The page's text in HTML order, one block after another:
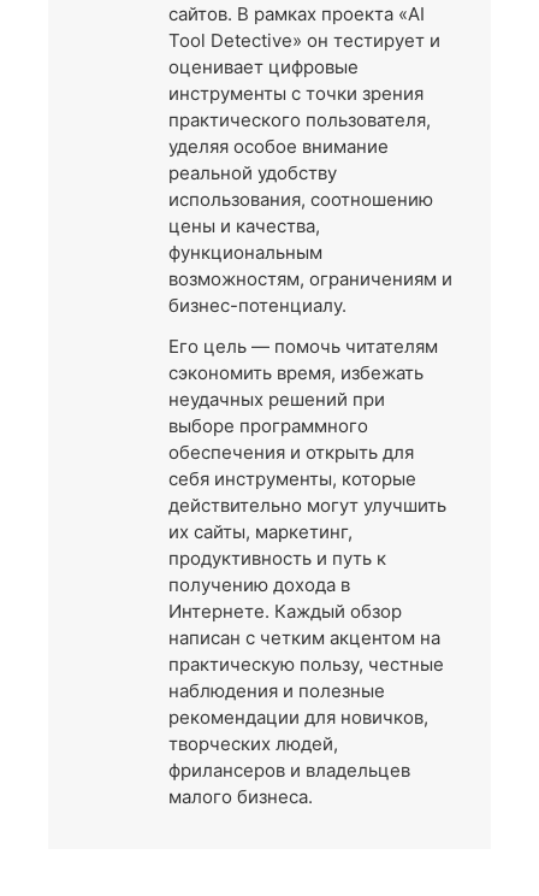
сайтов. В рамках проекта «AI
Tool Detective» он тестирует и
оценивает цифровые
инструменты с точки зрения
практического пользователя,
уделяя особое внимание
реальной удобству
использования, соотношению
цены и качества,
функциональным
возможностям, ограничениям и
бизнес-потенциалу.
Его цель — помочь читателям
сэкономить время, избежать
неудачных решений при
выборе программного
обеспечения и открыть для
себя инструменты, которые
действительно могут улучшить
их сайты, маркетинг,
продуктивность и путь к
получению дохода в
Интернете. Каждый обзор
написан с четким акцентом на
практическую пользу, честные
наблюдения и полезные
рекомендации для новичков,
творческих людей,
фрилансеров и владельцев
малого бизнеса.